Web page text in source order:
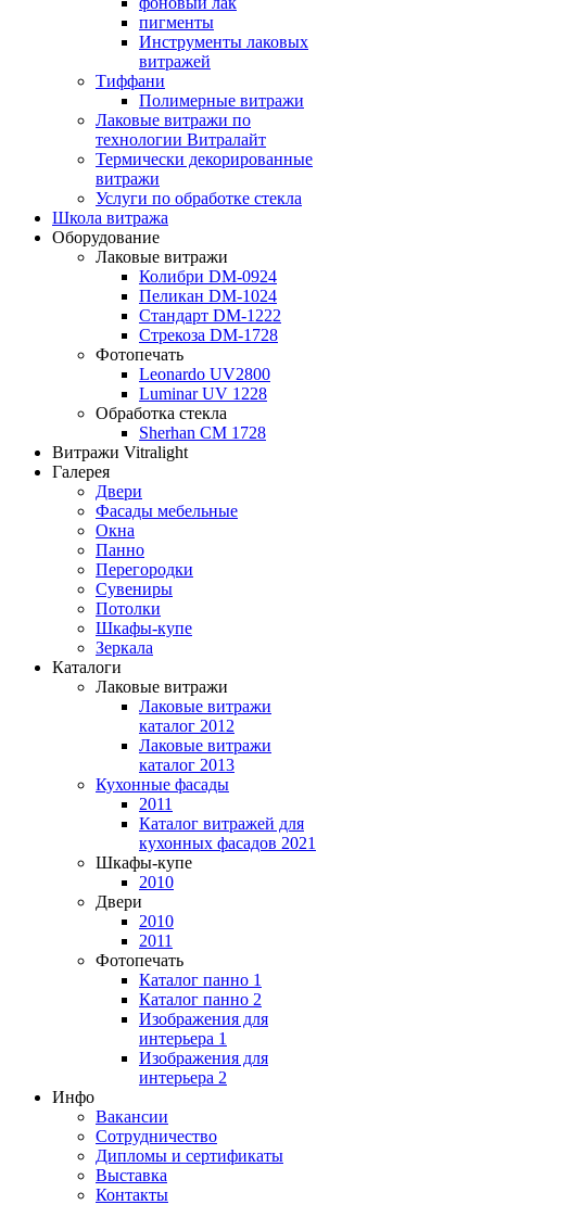
пигменты
Инструменты лаковых
витражей
Тиффани
Полимерные витражи
Лаковые витражи по
технологии Витралайт
Термически декорированные
витражи
Услуги по обработке стекла
Школа витража
Оборудование
Лаковые витражи
Колибри DM-0924
Пеликан DM-1024
Стандарт DM-1222
Стрекоза DM-1728
Фотопечать
Leonardo UV2800
Luminar UV 1228
Обработка стекла
Sherhan CM 1728
Витражи Vitralight
Галерея
Двери
Фасады мебельные
Окна
Панно
Перегородки
Сувениры
Потолки
Шкафы-купе
Зеркала
Каталоги
Лаковые витражи
Лаковые витражи
каталог 2012
Лаковые витражи
каталог 2013
Кухонные фасады
2011
Каталог витражей для
кухонных фасадов 2021
Шкафы-купе
2010
Двери
2010
2011
Фотопечать
Каталог панно 1
Каталог панно 2
Изображения для
интерьера 1
Изображения для
интерьера 2
Инфо
Вакансии
Сотрудничество
Дипломы и сертификаты
Выставка
Контакты